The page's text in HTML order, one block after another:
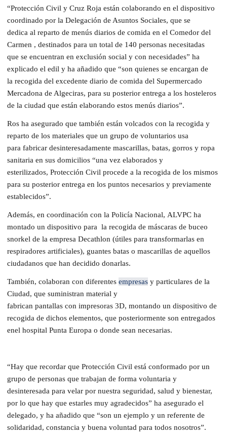
​“Protección Civil y Cruz Roja están colaborando en el dispositivo
coordinado por la Delegación de Asuntos Sociales, que se
dedica al reparto de menús diarios de comida en el Comedor del
Carmen , destinados para un total de 140 personas necesitadas
que se encuentran en exclusión social y con necesidades” ha
explicado el edil y ha añadido que “son quienes se encargan de
la recogida del excedente diario de comida del Supermercado
Mercadona de Algeciras, para su posterior entrega a los hosteleros
de la ciudad que están elaborando estos menús diarios”.
​Ros ha asegurado que también están volcados con la recogida y
reparto de los materiales que un grupo de voluntarios usa
para fabricar desinteresadamente mascarillas, batas, gorros y ropa
sanitaria en sus domicilios “una vez elaborados y
esterilizados, Protección Civil procede a la recogida de los mismos
para su posterior entrega en los puntos necesarios y previamente
establecidos”.
​Además, en coordinación con la Policía Nacional, ALVPC ha
montado un dispositivo para la recogida de máscaras de buceo
snorkel de la empresa Decathlon (útiles para transformarlas en
respiradores artificiales), guantes batas o mascarillas de aquellos
ciudadanos que han decidido donarlas.
​También, colaboran con diferentes empresas y particulares de la
Ciudad, que suministran material y
fabrican pantallas con impresoras 3D, montando un dispositivo de
recogida de dichos elementos, que posteriormente son entregados
enel hospital Punta Europa o donde sean necesarias.
​“Hay que recordar que Protección Civil está conformado por un
grupo de personas que trabajan de forma voluntaria y
desinteresada para velar por nuestra seguridad, salud y bienestar,
por lo que hay que estarles muy agradecidos” ha asegurado el
delegado, y ha añadido que “son un ejemplo y un referente de
solidaridad, constancia y buena voluntad para todos nosotros”.